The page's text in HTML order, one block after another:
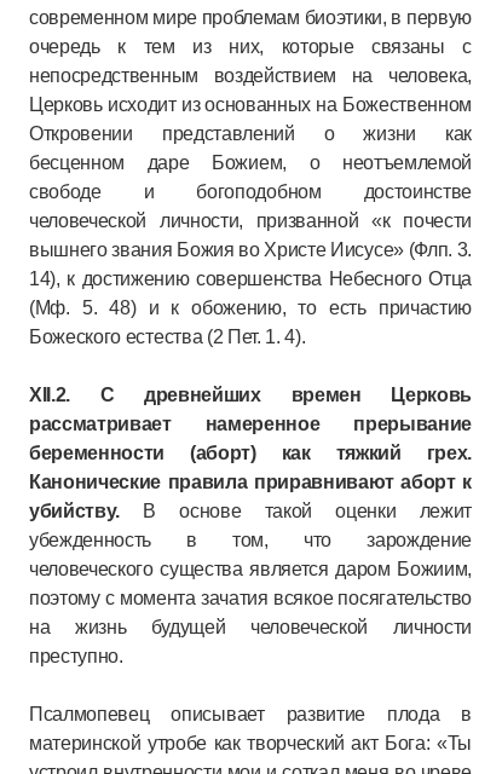
современном мире проблемам биоэтики, в первую
очередь к тем из них, которые связаны с
непосредственным воздействием на человека,
Церковь исходит из основанных на Божественном
Откровении представлений о жизни как
бесценном даре Божием, о неотъемлемой
свободе и богоподобном достоинстве
человеческой личности, призванной «к почести
вышнего звания Божия во Христе Иисусе» (Флп. 3.
14), к достижению совершенства Небесного Отца
(Мф. 5. 48) и к обожению, то есть причастию
Божеского естества (2 Пет. 1. 4).
XII.2. С древнейших времен Церковь
рассматривает намеренное прерывание
беременности (аборт) как тяжкий грех.
Канонические правила приравнивают аборт к
убийству. В основе такой оценки лежит
убежденность в том, что зарождение
человеческого существа является даром Божиим,
поэтому с момента зачатия всякое посягательство
на жизнь будущей человеческой личности
преступно.
Псалмопевец описывает развитие плода в
материнской утробе как творческий акт Бога: «Ты